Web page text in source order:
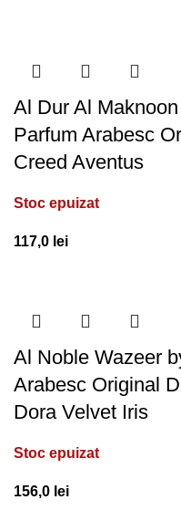
Al Dur Al
Parfum Arabesc
Creed Aventus
Stoc epuizat
117,0 lei
Al Noble Wazeer
Arabesc Original
Dora Velvet Iris
Stoc epuizat
156,0 lei